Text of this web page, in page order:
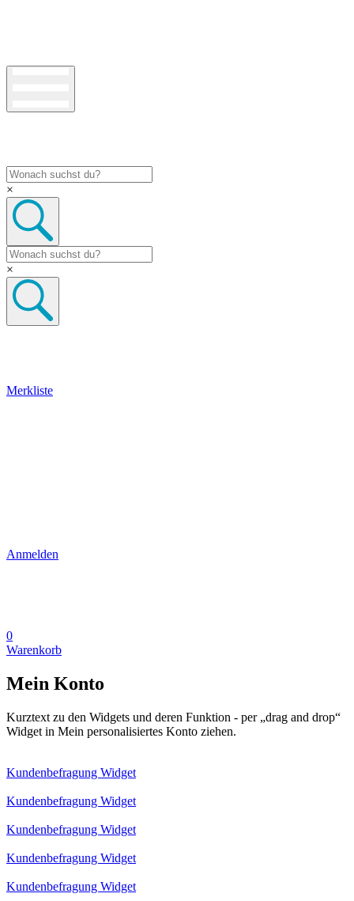
×
×
Merkliste
Anmelden
0
Warenkorb
Mein Konto
Kurztext zu den Widgets und deren Funktion - per „drag and drop“
Widget in Mein personalisiertes Konto ziehen.
Kundenbefragung Widget
Kundenbefragung Widget
Kundenbefragung Widget
Kundenbefragung Widget
Kundenbefragung Widget